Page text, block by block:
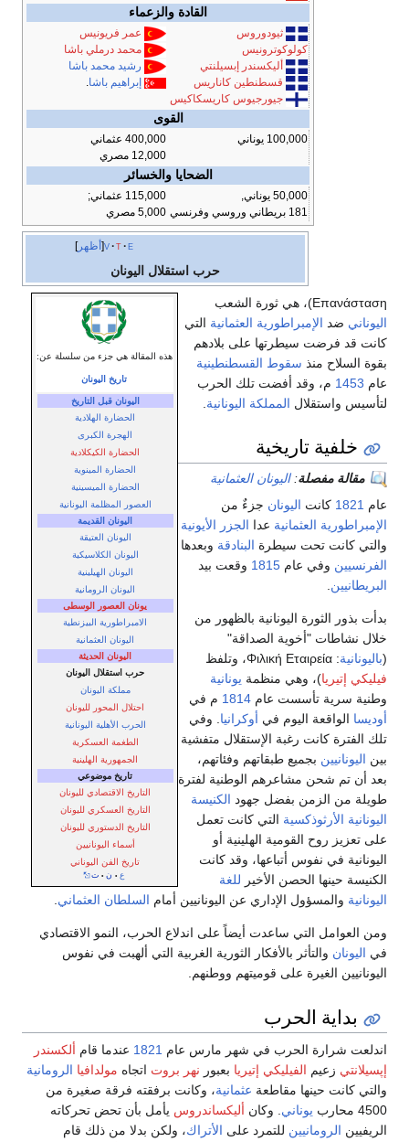
القادة والزعماء
ثيودوروس
كولوكوترونيس
أليكسندر إبسيلنتي
قسطنطين كاناريس
جيورجيوس كاريسكاكيس
عمر فريونيس
محمد درملي باشا
رشيد محمد باشا
إبراهيم باشا.
القوى
100,000 يوناني
400,000 عثماني
12,000 مصري
الضحايا والخسائر
50,000 يوناني,
181 بريطاني وروسي وفرنسي
115,000 عثماني;
5,000 مصري
أظهر v t e
حرب استقلال اليونان
هذه المقالة هي جزء من سلسلة عن:
تاريخ اليونان
اليونان قبل التاريخ
الحضارة الهلادية
الهجرة الكبرى
الحضارة الكيكلادية
الحضارة المينوية
الحضارة الميسينية
العصور المظلمة اليونانية
اليونان القديمة
اليونان العتيقة
اليونان الكلاسيكية
اليونان الهيلينية
اليونان الرومانية
يونان العصور الوسطى
الامبراطورية البيزنطية
اليونان العثمانية
اليونان الحديثة
حرب استقلال اليونان
مملكة اليونان
احتلال المحور لليونان
الحرب الأهلية اليونانية
الطغمة العسكرية
الجمهورية الهلينية
تاريخ موضوعي
التاريخ الاقتصادي لليونان
التاريخ العسكري لليونان
التاريخ الدستوري لليونان
أسماء اليونانيين
تاريخ الفن اليوناني
ع • ن • ت
Επανάσταση)، هي ثورة الشعب
اليوناني ضد الإمبراطورية العثمانية التي
كانت قد فرضت سيطرتها على بلادهم
بقوة السلاح منذ سقوط القسطنطينية
عام 1453 م، وقد أفضت تلك الحرب
لتأسيس واستقلال المملكة اليونانية
خلفية تاريخية
مقالة مفصلة:اليونان العثمانية
عام 1821 كانت اليونان جزءٌ من
الإمبراطورية العثمانية عدا الجزر الأيونية
والتي كانت تحت سيطرة البنادقة وبعدها
الفرنسيين وفي عام 1815 وقعت بيد
البريطانيين
بدأت بذور الثورة اليونانية بالظهور من
خلال نشاطات "أخوية الصداقة"
(باليونانية: Φιλική Εταιρεία، وتلفظ
فيليكي إتيريا)، وهي منظمة يونانية
وطنية سرية تأسست عام 1814 م في
أوديسا الواقعة اليوم في أوكرانيا . وفي
تلك الفترة كانت رغبة الإستقلال متفشية
بين اليونانيين بجميع طبقاتهم وفئاتهم،
بعد أن تم شحن مشاعرهم الوطنية لفترة
طويلة من الزمن بفضل جهود الكنيسة
اليونانية الأرثوذكسية التي كانت تعمل
على تعزيز روح القومية الهلينية أو
اليونانية في نفوس أتباعها، وقد كانت
الكنيسة حينها الحصن الأخير للغة
اليونانية والمسؤول الإداري عن اليونانيين أمام السلطان العثماني
ومن العوامل التي ساعدت أيضاً على اندلاع الحرب، النمو الاقتصادي
في اليونان والتأثر بالأفكار الثورية الغربية التي ألهبت في نفوس
اليونانيين الغيرة على قوميتهم ووطنهم.
بداية الحرب
اندلعت شرارة الحرب في شهر مارس عام 1821 عندما قام ألكسندر
إپسيلانتي زعيم الفيليكي إتيريا بعبور نهر بروت اتجاه مولدافيا الرومانية
والتي كانت حينها مقاطعة عثمانية، وكانت برفقته فرقة صغيرة من
4500 محارب
يوناني. وكان أليكساندروس يأمل بأن تحض تحركاته
الريفيين الرومانيين للتمرد على الأتراك، ولكن بدلا من ذلك قام